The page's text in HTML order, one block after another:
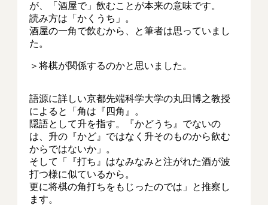
が、「酒屋で」飲むことが本来の意味です。
読み方は「かくうち」。
酒屋の一角で飲むから、と筆者は思っていまし
た。
＞将棋が関係するのかと思いました。
語源に詳しい京都先端科学大学の丸田博之教授
によると「角は『四角』。
隠語として升を指す。『かどうち』でないの
は、升の『かど』ではなく升そのものから飲む
からではないか」。
そして「『打ち』はなみなみと注がれた酒が波
打つ様に似ているから。
更に将棋の角打ちをもじったのでは」と推察し
ます。